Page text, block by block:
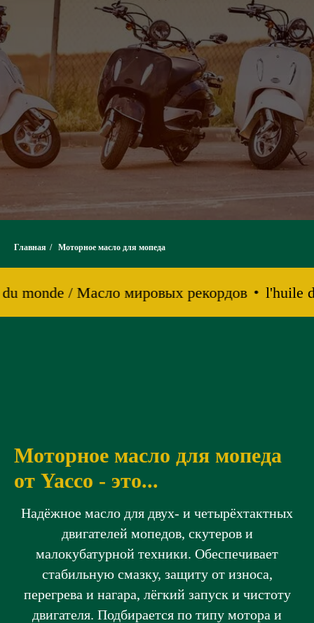
Главная / Моторное масло для мопеда
monde / Масло мировых рекордов l'huile
Моторное масло для мопеда
от Yacco - это...
Надёжное масло для двух- и четырёхтактных
двигателей мопедов, скутеров и
малокубатурной техники. Обеспечивает
стабильную смазку, защиту от износа,
перегрева и нагара, лёгкий запуск и чистоту
двигателя. Подбирается по типу мотора и